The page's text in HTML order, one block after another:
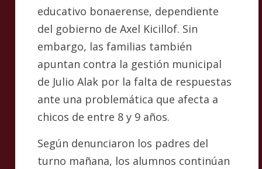
educativo bonaerense, dependiente
del gobierno de Axel Kicillof. Sin
embargo, las familias también
apuntan contra la gestión municipal
de Julio Alak por la falta de respuestas
ante una problemática que afecta a
chicos de entre 8 y 9 años.
Según denunciaron los padres del
turno mañana, los alumnos continúan